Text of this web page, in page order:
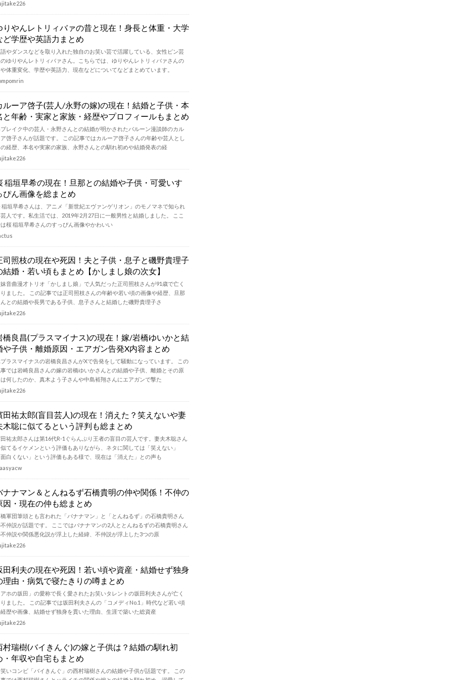
りやんレトリィバァの昔と現在！身長と体重・大学
ど学歴や英語力まとめ
やダンスなどを取り入れた独自のお笑い芸で活躍している、女性ピン芸
ゆりやんレトリィバァさん。こちらでは、ゆりやんレトリィバァさんの
体重変化、学歴や英語力、現在などについてなどまとめています。
ルーア啓子(芸人/永野の嫁)の現在！結婚と子供・本
と年齢・実家と家族・経歴やプロフィールもまとめ
レイク中の芸人・永野さんとの結婚が明かされたバルーン漫談師のカル
啓子さんが話題です。 この記事ではカルーア啓子さんの年齢や芸人とし
経歴、本名や実家の家族、永野さんとの馴れ初めや結婚発表の経
稲垣早希の現在！旦那との結婚や子供・可愛いす
ぴん画像を総まとめ
稲垣早希さんは、アニメ「新世紀エヴァンゲリオン」のモノマネで知られ
人です。私生活では、2019年2月27日に一般男性と結婚しました。 ここ
桜 稲垣早希さんのすっぴん画像やかわいい
司照枝の現在や死因！夫と子供・息子と磯野貴理子
結婚・若い頃もまとめ【かしまし娘の次女】
音曲漫才トリオ「かしまし娘」で人気だった正司照枝さんが91歳で亡く
ました。 この記事では正司照枝さんの年齢や若い頃の画像や経歴、旦那
との結婚や長男である子供、息子さんと結婚した磯野貴理子さ
橋良昌(プラスマイナス)の現在！嫁/岩橋ゆいかと結
や子供・離婚原因・エアガン告発X内容まとめ
ラスマイナスの岩橋良昌さんがXで告発をして騒動になっています。 この
では岩崎良昌さんの嫁の岩橋ゆいかさんとの結婚や子供、離婚とその原
何したのか、真木よう子さんや中島裕翔さんにエアガンで撃た
田祐太郎(盲目芸人)の現在！消えた？笑えないや妻
木聡に似てるという評判も総まとめ
祐太郎さんは第16代R-1ぐらんぷり王者の盲目の芸人です。妻夫木聡さん
てるイケメンという評価もありながら、ネタに関しては「笑えない」
白くない」という評価もある様で、現在は「消えた」との声も
ナナマン＆とんねるず石橋貴明の仲や関係！不仲の
因・現在の仲も総まとめ
軍団筆頭とも言われた「バナナマン」と「とんねるず」の石橋貴明さん
仲説が話題です。 ここではバナナマンの2人ととんねるずの石橋貴明さん
仲説や関係悪化説が浮上した経緯、不仲説が浮上した3つの原
田利夫の現在や死因！若い頃や資産・結婚せず独身
理由・病気で寝たきりの噂まとめ
ホの坂田」の愛称で長く愛されたお笑いタレントの坂田利夫さんが亡く
ました。 この記事では坂田利夫さんの「コメディNo.1」時代など若い頃
歴や画像、結婚せず独身を貫いた理由、生涯で築いた総資産
村瑞樹(バイきんぐ)の嫁と子供は？結婚の馴れ初
・年収や自宅もまとめ
いコンビ「バイきんぐ」の西村瑞樹さんの結婚や子供が話題です。 この